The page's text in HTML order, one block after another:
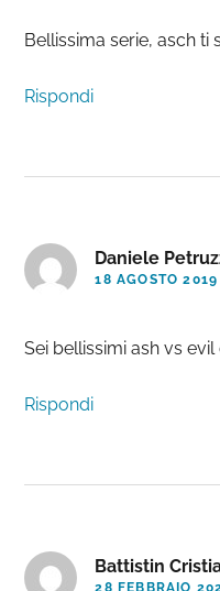
Bellissima serie, asch ti
Rispondi
Daniele
18 AGOSTO
Sei bellissimi ash vs
Rispondi
Battistin
28 FEBBRAIO